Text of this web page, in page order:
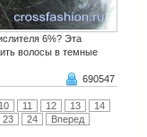
6%? Эта
волосы в темные
690547
10 11 12 13
14
23 24 Вперед